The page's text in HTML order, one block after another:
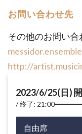
お問い合わせ先
その他のお問い合
http://
2023/6/25(日)
終了: 21:00
自由席